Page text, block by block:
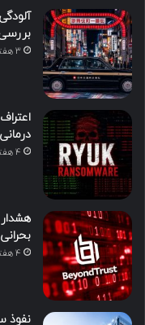
3 هفته پیش
4 هفته پیش
4 هفته پیش